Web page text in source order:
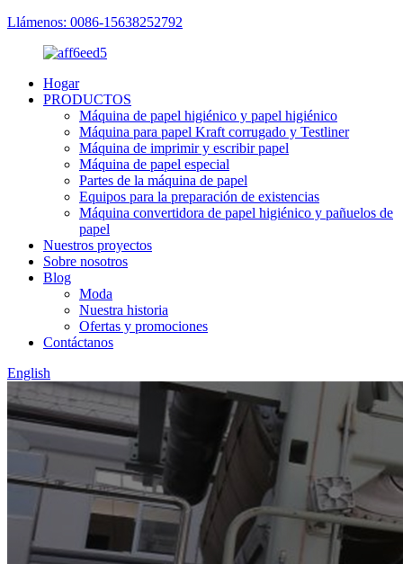
Llámenos: 0086-15638252792
Hogar
PRODUCTOS
Máquina de papel higiénico y papel higiénico
Máquina para papel Kraft corrugado y Testliner
Máquina de imprimir y escribir papel
Máquina de papel especial
Partes de la máquina de papel
Equipos para la preparación de existencias
Máquina convertidora de papel higiénico y pañuelos de
papel
Nuestros proyectos
Sobre nosotros
Blog
Moda
Nuestra historia
Ofertas y promociones
Contáctanos
English